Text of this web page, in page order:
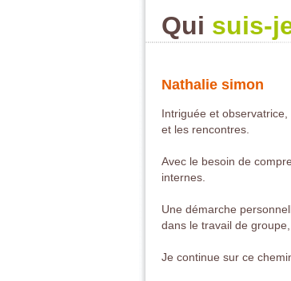
Qui suis-
Nathalie simon
Intriguée et
et les rencontres.
Avec le besoin de
internes.
Une démarche
dans le travail de
Je continue sur ce